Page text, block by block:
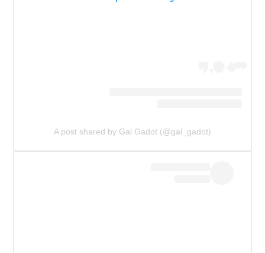
A post shared by Gal Gadot (@gal_gadot)